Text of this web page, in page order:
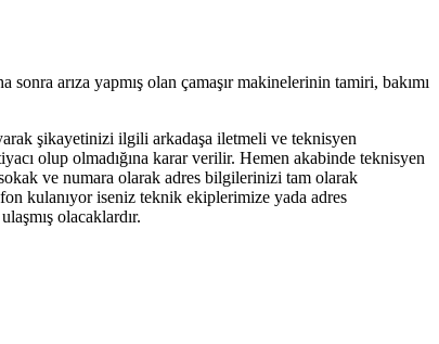
arıza yapmış olan çamaşır makinelerinin tamiri, bakımı
şikayetinizi ilgili arkadaşa iletmeli ve teknisyen
olup olmadığına karar verilir. Hemen akabinde teknisyen
ve numara olarak adres bilgilerinizi tam olarak
kulanıyor iseniz teknik ekiplerimize yada adres
olacaklardır.